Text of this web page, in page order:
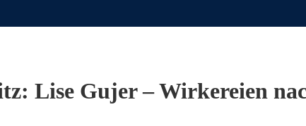
Lise Gujer – Wirkereien